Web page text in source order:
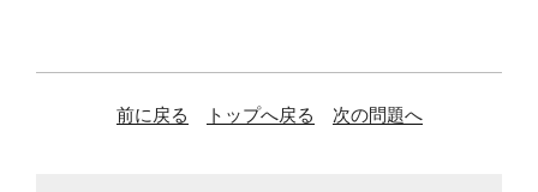
前に戻る トップへ戻る 次の問題へ